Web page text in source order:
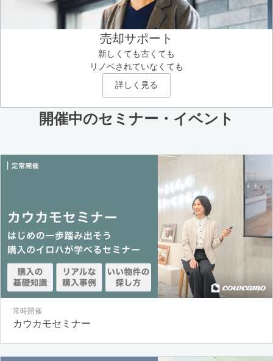
売却サポート
新しくても古くても
リノベされていなくても
詳しく見る
開催中のセミナー・イベント
常時開催
カウカモセミナー